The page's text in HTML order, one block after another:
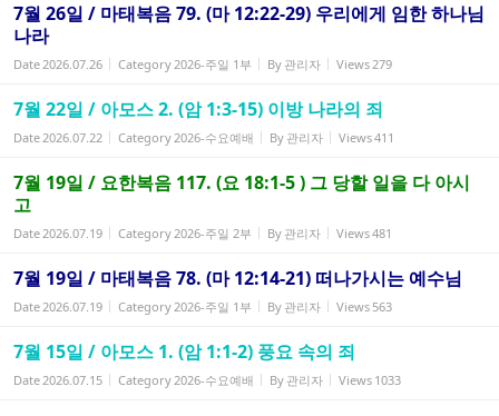
7월 26일 / 마태복음 79. (마 12:22-29) 우리에게 임한 하나님
나라
Date2026.07.26 Category2026-주일 1부 By 관리자 Views279
7월 22일 / 아모스 2. (암 1:3-15) 이방 나라의 죄
Date2026.07.22 Category2026-수요예배 By 관리자 Views411
7월 19일 / 요한복음 117. (요 18:1-5 ) 그 당할 일을 다 아시
고
Date2026.07.19 Category2026-주일 2부 By 관리자 Views481
7월 19일 / 마태복음 78. (마 12:14-21) 떠나가시는 예수님
Date2026.07.19 Category2026-주일 1부 By 관리자 Views 563
7월 15일 / 아모스 1. (암 1:1-2) 풍요 속의 죄
Date2026.07.15 Category2026-수요예배 By 관리자 Views 1033